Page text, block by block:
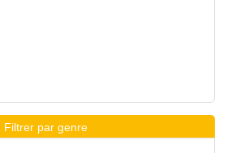
Filtrer par genre